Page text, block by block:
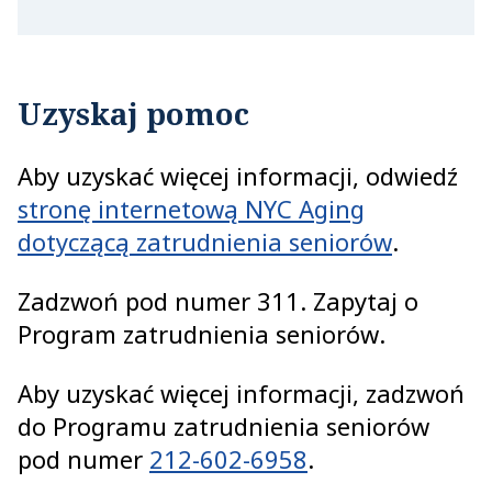
Uzyskaj pomoc
Aby uzyskać więcej informacji, odwiedź
stronę internetową NYC Aging
dotyczącą zatrudnienia seniorów.
Zadzwoń pod numer 311. Zapytaj o
Program zatrudnienia seniorów.
Aby uzyskać więcej informacji, zadzwoń
do Programu zatrudnienia seniorów
pod numer 212-602-6958.